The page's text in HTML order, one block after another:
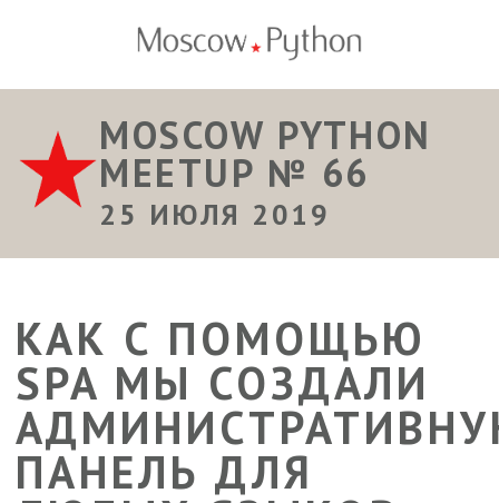
MOSCOW PYTHON
MEETUP № 66
25 ИЮЛЯ 2019
КАК С ПОМОЩЬЮ
SPA МЫ СОЗДАЛИ
ПАНЕЛЬ ДЛЯ